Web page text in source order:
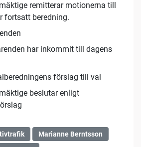
remitterar motionerna till
fortsatt beredning.
har inkommit till dagens
förslag till val
beslutar enligt
Marianne Berntsson